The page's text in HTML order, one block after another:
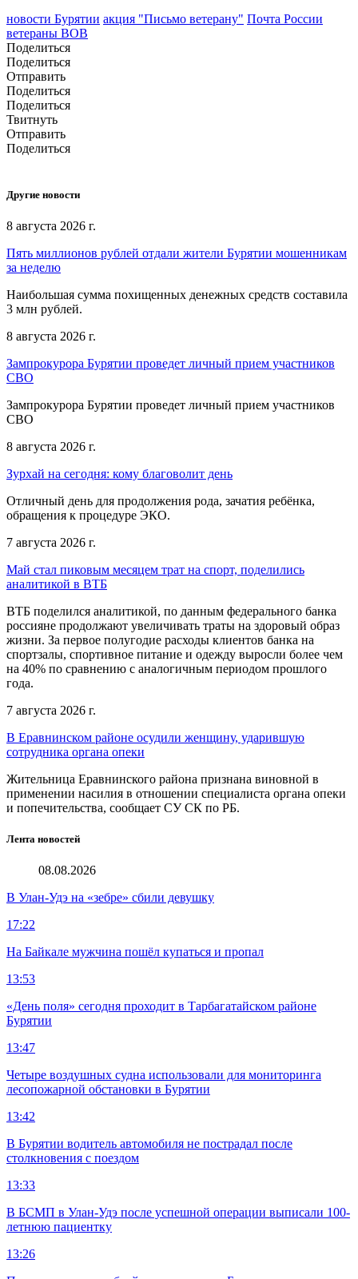
новости Бурятии акция "Письмо ветерану" Почта России
ветераны ВОВ
Поделиться
Поделиться
Отправить
Поделиться
Поделиться
Твитнуть
Отправить
Поделиться
Другие новости
8 августа 2026 г.
Пять миллионов рублей отдали жители Бурятии мошенникам
за неделю
Наибольшая сумма похищенных денежных средств составила
3 млн рублей.
8 августа 2026 г.
Зампрокурора Бурятии проведет личный прием участников
СВО
Зампрокурора Бурятии проведет личный прием участников
СВО
8 августа 2026 г.
Зурхай на сегодня: кому благоволит день
Отличный день для продолжения рода, зачатия ребёнка,
обращения к процедуре ЭКО.
7 августа 2026 г.
Май стал пиковым месяцем трат на спорт, поделились
аналитикой в ВТБ
ВТБ поделился аналитикой, по данным федерального банка
россияне продолжают увеличивать траты на здоровый образ
жизни. За первое полугодие расходы клиентов банка на
спортзалы, спортивное питание и одежду выросли более чем
на 40% по сравнению с аналогичным периодом прошлого
года.
7 августа 2026 г.
В Еравнинском районе осудили женщину, ударившую
сотрудника органа опеки
Жительница Еравнинского района признана виновной в
применении насилия в отношении специалиста органа опеки
и попечительства, сообщает СУ СК по РБ.
Лента новостей
08.08.2026
В Улан-Удэ на «зебре» сбили девушку
17:22
На Байкале мужчина пошёл купаться и пропал
13:53
«День поля» сегодня проходит в Тарбагатайском районе
Бурятии
13:47
Четыре воздушных судна использовали для мониторинга
лесопожарной обстановки в Бурятии
13:42
В Бурятии водитель автомобиля не пострадал после
столкновения с поездом
13:33
В БСМП в Улан-Удэ после успешной операции выписали 100-
летнюю пациентку
13:26